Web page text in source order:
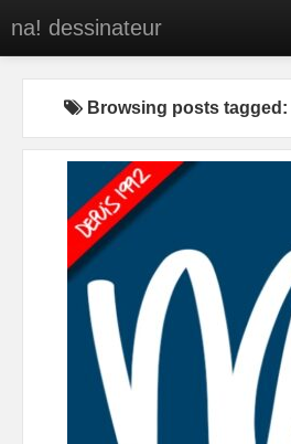
na! dessinateur
Presse
C’est qui na!
Browsing posts